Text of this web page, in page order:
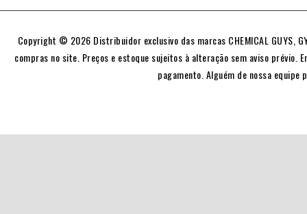
Copyright © 2026 Distribuidor exclusivo das marcas CHEMICAL GUYS,
compras no site. Preços e estoque sujeitos à alteração sem aviso prévio.
pagamento. Alguém de nossa